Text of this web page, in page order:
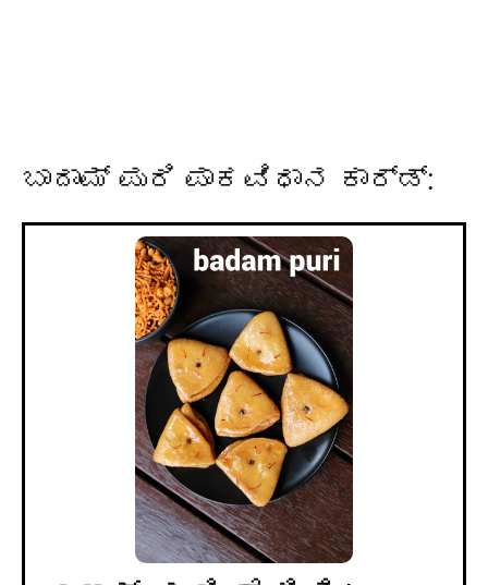
ಬಾದಾಮ್ ಪುರಿ ಪಾಕವಿಧಾನ ಕಾರ್ಡ್: